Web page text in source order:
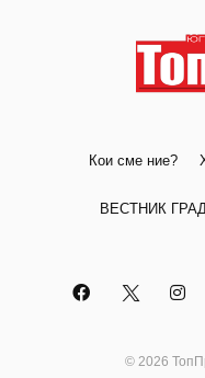
Кои сме ние?
ВЕСТНИК
© 2026